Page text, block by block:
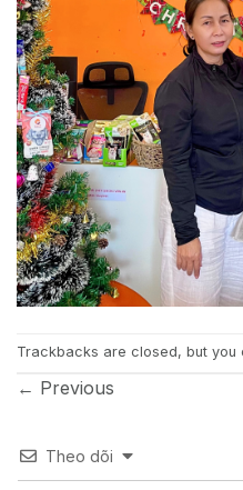
Trackbacks are closed, but you
← Previous
Theo dõi